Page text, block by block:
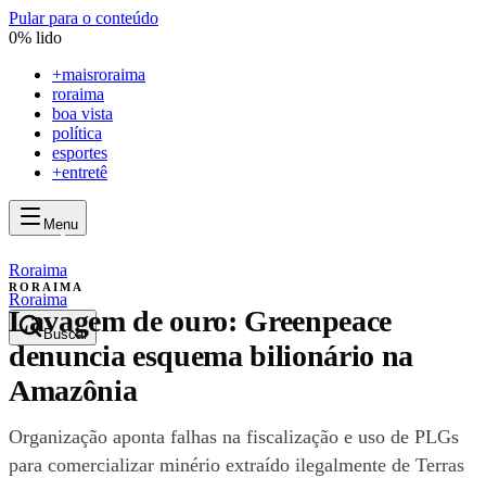
Pular para o conteúdo
0% lido
+maisroraima
roraima
boa vista
política
esportes
+entretê
Menu
maisroraima
mais
Roraima
Buscar
Roraima
RORAIMA
Lavagem de ouro: Greenpeace
denuncia esquema bilionário na
Amazônia
Organização aponta falhas na fiscalização e uso de PLGs
para comercializar minério extraído ilegalmente de Terras